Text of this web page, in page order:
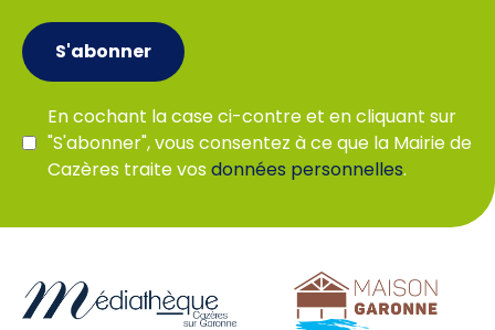
En cochant la case ci-contre et en cliquant sur
"S'abonner", vous consentez à ce que la Mairie de
Cazères traite vosdonnées personnelles.
S'abonner